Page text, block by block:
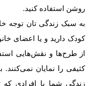
روشن استفاده کنید.
به سبک زندگی تان توجه
کودک دارید و یا اعضای
از طرح‌ها و نقش‌هایی
کثیفی را نمایان
زندگی شما با افرادی که